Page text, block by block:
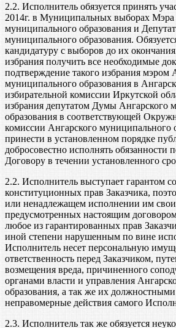
2.2. Исполнитель обязуется принять
2014г. в Муниципальных выборах Мэра
муниципального образования и
муниципального образования.
кандидатуру с выборов до их
избрания получить все необходимые
подтверждение такого избрания мэром
муниципального образования в
избирательной комиссии Иркутской
избрания депутатом Думы Ангарского
образования в соответствующей
комиссии Ангарского муниципального
принести в установленном порядке
добросовестно исполнять обязанности
Договору в течении установленного
2.2. Исполнитель выступает гарантом
конституционных прав Заказчика,
или ненадлежащем исполнении им
предусмотренных настоящим
любое из гарантированных прав
иной степени нарушенным по вине
Исполнитель несет персональную
ответственность перед Заказчиком,
возмещения вреда, причиненного
органами власти и управления
образования, а так же их
неправомерные действия самого
2.3. Исполнитель так же обязуется